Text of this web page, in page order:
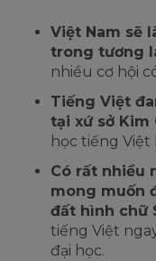
Việt Nam sẽ
trong tương
nhiều cơ hội
Tiếng Việt
tại xứ sở Kim
học tiếng
Có rất nhiều
mong muốn
đất hình chữ
tiếng Việt
đại học.